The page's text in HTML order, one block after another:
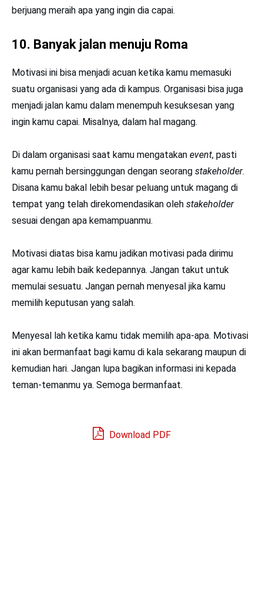
berjuang meraih apa yang ingin dia capai.
10. Banyak jalan menuju Roma
Motivasi ini bisa menjadi acuan ketika kamu memasuki
suatu organisasi yang ada di kampus. Organisasi bisa juga
menjadi jalan kamu dalam menempuh kesuksesan yang
ingin kamu capai. Misalnya, dalam hal magang.
Di dalam organisasi saat kamu mengatakan event, pasti
kamu pernah bersinggungan dengan seorang stakeholder.
Disana kamu bakal lebih besar peluang untuk magang di
tempat yang telah direkomendasikan oleh stakeholder
sesuai dengan apa kemampuanmu.
Motivasi diatas bisa kamu jadikan motivasi pada dirimu
agar kamu lebih baik kedepannya. Jangan takut untuk
memulai sesuatu. Jangan pernah menyesal jika kamu
memilih keputusan yang salah.
Menyesal lah ketika kamu tidak memilih apa-apa. Motivasi
ini akan bermanfaat bagi kamu di kala sekarang maupun di
kemudian hari. Jangan lupa bagikan informasi ini kepada
teman-temanmu ya. Semoga bermanfaat.
Download PDF